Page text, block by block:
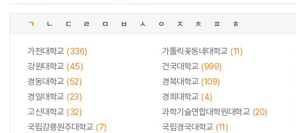
ㄱ ㄴ ㄷ ㄹ ㅁ ㅂ ㅅ ㅇ ㅈ ㅊ ㅍ ㅎ
가천대학교 (336) 가톨릭꽃동네대학교 (11)
강원대학교 (45) 건국대학교 (999)
경동대학교 (52) 경북대학교 (109)
경일대학교 (23) 경희대학교 (4)
고신대학교 (32) 과학기술연합대학원대학교 (20)
국립강릉원주대학교 (7) 국립경국대학교 (11)